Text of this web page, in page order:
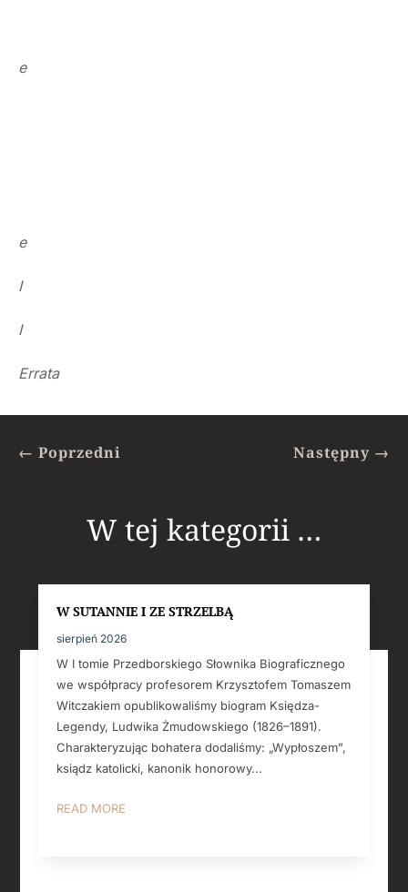
e
e
I
I
Errata
← Poprzedni Następny →
W tej kategorii …
W SUTANNIE I ZE STRZELBĄ
sierpień 2026
W I tomie Przedborskiego Słownika Biograficznego
we współpracy profesorem Krzysztofem Tomaszem
Witczakiem opublikowaliśmy biogram Księdza-
Legendy, Ludwika Żmudowskiego (1826–1891).
Charakteryzując bohatera dodaliśmy: „Wypłoszem”,
ksiądz katolicki, kanonik honorowy...
READ MORE